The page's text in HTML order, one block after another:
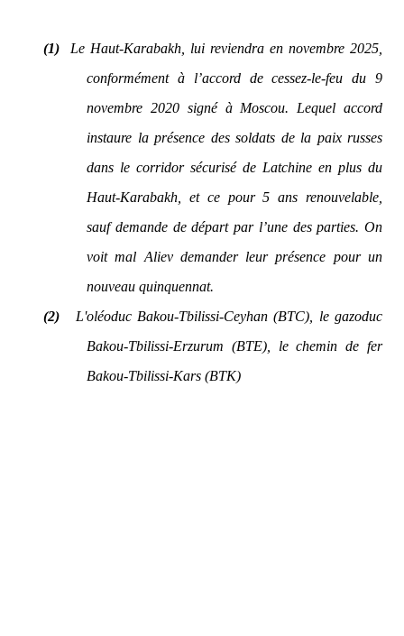
(1)
Le Haut-Karabakh, lui reviendra en novembre 2025,
conformément à l’accord de cessez-le-feu du 9
novembre 2020 signé à Moscou. Lequel accord
instaure la présence des soldats de la paix russes
dans le corridor sécurisé de Latchine en plus du
Haut-Karabakh, et ce pour 5 ans renouvelable,
sauf demande de départ par l’une des parties. On
voit mal Aliev demander leur présence pour un
nouveau quinquennat.
(2)
L'oléoduc Bakou-Tbilissi-Ceyhan (BTC), le gazoduc
Bakou-Tbilissi-Erzurum (BTE), le chemin de fer
Bakou-Tbilissi-Kars (BTK)